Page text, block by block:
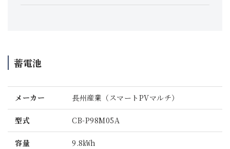
蓄電池
メーカー 長州産業（スマートPVマルチ）
型式 CB-P98M05A
容量 9.8㎾h